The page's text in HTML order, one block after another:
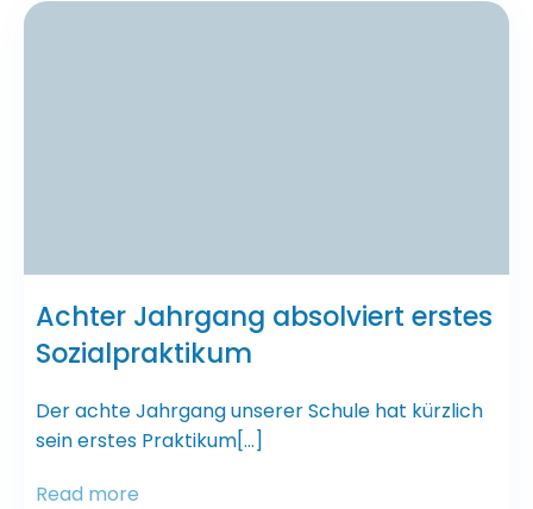
Achter Jahrgang absolviert erstes
Sozialpraktikum
Der achte Jahrgang unserer Schule hat kürzlich
sein erstes Praktikum[…]
Read more